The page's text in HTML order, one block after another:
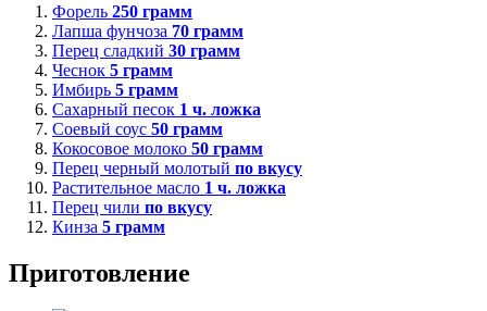
Форель 250 грамм
Лапша фунчоза 70 грамм
Перец сладкий 30 грамм
Чеснок 5 грамм
Имбирь 5 грамм
Сахарный песок 1 ч. ложка
Соевый соус 50 грамм
Кокосовое молоко 50 грамм
Перец черный молотый по вкусу
Растительное масло 1 ч. ложка
Перец чили по вкусу
Кинза 5 грамм
Приготовление